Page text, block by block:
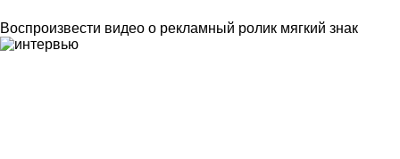
Воспроизвести видео о рекламный ролик мягкий знак